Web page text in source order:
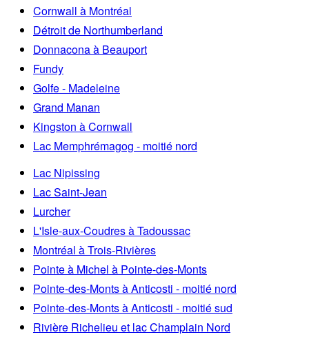
Cornwall à Montréal
Détroit de Northumberland
Donnacona à Beauport
Fundy
Golfe - Madeleine
Grand Manan
Kingston à Cornwall
Lac Memphrémagog - moitié nord
Lac Nipissing
Lac Saint-Jean
Lurcher
L'Isle-aux-Coudres à Tadoussac
Montréal à Trois-Rivières
Pointe à Michel à Pointe-des-Monts
Pointe-des-Monts à Anticosti - moitié nord
Pointe-des-Monts à Anticosti - moitié sud
Rivière Richelieu et lac Champlain Nord